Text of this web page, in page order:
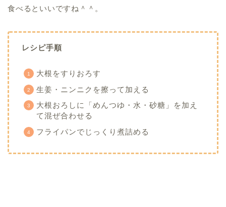
食べるといいですね＾＾。
レシピ手順
大根をすりおろす
生姜・ニンニクを擦って加える
大根おろしに「めんつゆ・水・砂糖」を加え
て混ぜ合わせる
フライパンでじっくり煮詰める